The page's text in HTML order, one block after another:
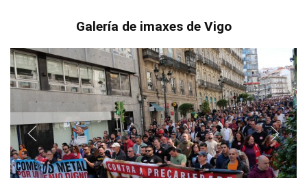
Galería de imaxes de Vigo